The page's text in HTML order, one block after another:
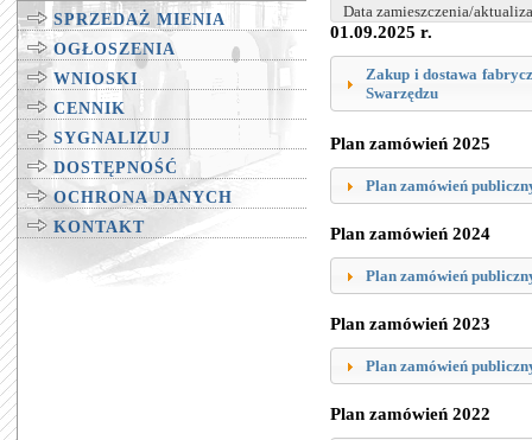
Data zamieszczenia/
01.09.2025 r.
Zakup i dostawa
Swarzędzu
Plan zamówień 2025
Plan zamówień
Plan zamówień 2024
Plan zamówień
Plan zamówień 2023
Plan zamówień
Plan zamówień 2022
SPRZEDAŻ MIENIA
OGŁOSZENIA
WNIOSKI
CENNIK
SYGNALIZUJ
DOSTĘPNOŚĆ
OCHRONA DANYCH
KONTAKT